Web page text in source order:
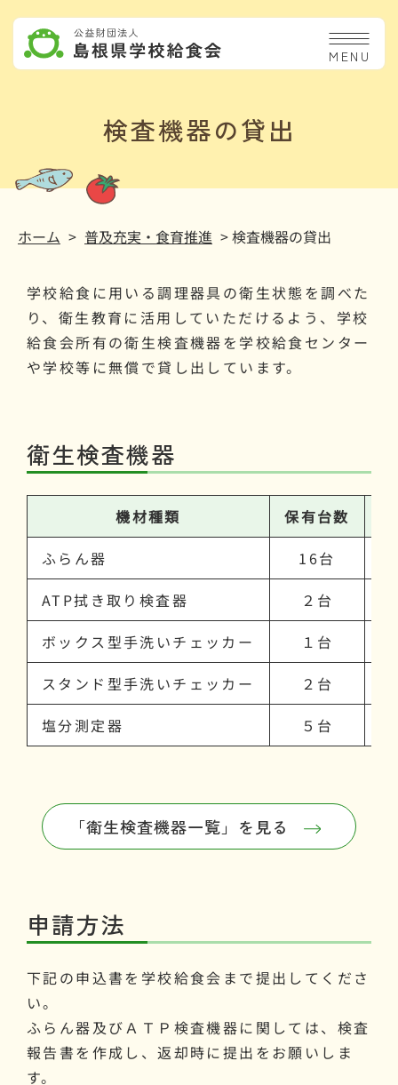
MENU
検査機器の貸出
ホーム > 普及充実・食育推進 > 検査機器の貸出
学校給食に用いる調理器具の衛生状態を調べた
り、衛生教育に活用していただけるよう、学校
給食会所有の衛生検査機器を学校給食センター
や学校等に無償で貸し出しています。
衛生検査機器
機材種類
保有台数
ふらん器
16台
ATP拭き取り検査器
２台
ボックス型手洗いチェッカー
１台
スタンド型手洗いチェッカー
２台
塩分測定器
５台
「衛生検査機器一覧」を見る
申請方法
下記の申込書を学校給食会まで提出してくださ
い。
ふらん器及びＡＴＰ検査機器に関しては、検査
報告書を作成し、返却時に提出をお願いしま
す。